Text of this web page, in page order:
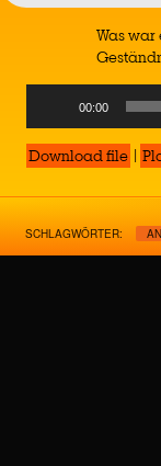
Was
00:00
Download file |
SCHLAGWÖRTER: